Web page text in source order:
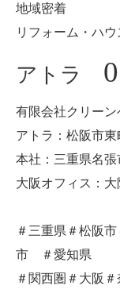
地域密着
リフォーム・ハ
アトラ
有限会社クリー
アトラ：松阪市東
本社：三重県名張
大阪オフィス：
＃三重県＃松阪
市 ＃愛知県
＃関西圏＃大阪